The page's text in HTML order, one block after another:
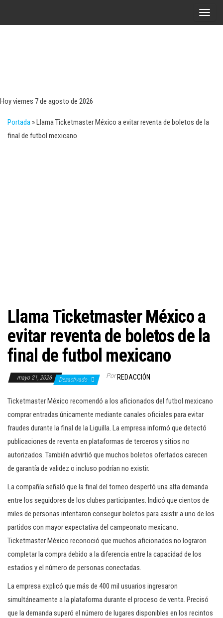
A
l
Hoy viernes 7 de agosto de 2026
Portada »Llama Ticketmaster México a evitar reventa de boletos de la
final de futbol mexicano
Llama Ticketmaster México a
evitar reventa de boletos de la
final de futbol mexicano
mayo 21, 2026 Desactivado Por REDACCIÓN
Ticketmaster México recomendó a los aficionados del futbol mexicano
comprar entradas únicamente mediante canales oficiales para evitar
fraudes durante la final de la Liguilla. La empresa informó que detectó
publicaciones de reventa en plataformas de terceros y sitios no
autorizados. También advirtió que muchos boletos ofertados carecen
de garantía de validez o incluso podrían no existir.
La compañía señaló que la final del torneo despertó una alta demanda
entre los seguidores de los clubes participantes. Indicó que cientos de
miles de personas intentaron conseguir boletos para asistir a uno de los
partidos con mayor expectativa del campeonato mexicano.
Ticketmaster México reconoció que muchos aficionados no lograron
completar la compra debido a la diferencia entre la capacidad de los
estadios y el número de personas conectadas.
La empresa explicó que más de 400 mil usuarios ingresaron
simultáneamente a la plataforma durante el proceso de venta. Precisó
que la demanda superó el número de lugares disponibles en los recintos